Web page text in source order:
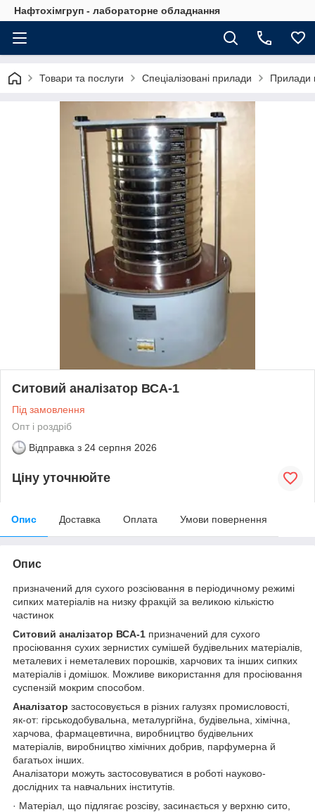
Нафтохімгруп - лабораторне обладнання
Товари та послуги Спеціалізовані прилади Прилади
Ситовий аналізатор ВСА-1
Під замовлення
Опт і роздріб
Відправка з 24 серпня 2026
Ціну уточнюйте
Опис Доставка Оплата Умови повернення
Опис
призначений для сухого розсіювання в періодичному режимі
сипких матеріалів на низку фракцій за великою кількістю
частинок
Ситовий аналізатор ВСА-1 призначений для сухого
просіювання сухих зернистих сумішей будівельних матеріалів,
металевих і неметалевих порошків, харчових та інших сипких
матеріалів і домішок. Можливе використання для просіювання
суспензій мокрим способом.
Аналізатор застосовується в різних галузях промисловості,
як-от: гірськодобувальна, металургійна, будівельна, хімічна,
харчова, фармацевтична, виробництво будівельних
матеріалів, виробництво хімічних добрив, парфумерна й
багатьох інших.
Аналізатори можуть застосовуватися в роботі науково-
дослідних та навчальних інститутів.
· Матеріал, що підлягає розсіву, засинається у верхню сито,